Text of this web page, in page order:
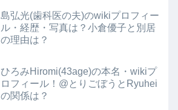
島弘光(歯科医の夫)のwikiプロフィー
ル・経歴・写真は？小倉優子と別居
の理由は？
ひろみHiromi(43age)の本名・wikiプ
ロフィール！@とりごぼうとRyuhei
の関係は？